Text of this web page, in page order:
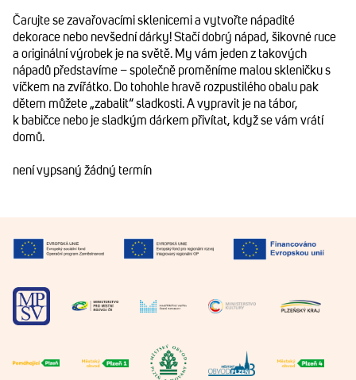
Čarujte se zavařovacími sklenicemi a vytvořte nápadité
dekorace nebo nevšední dárky! Stačí dobrý nápad, šikovné ruce
a originální výrobek je na světě. My vám jeden z takových
nápadů představíme – společně proměníme malou skleničku s
víčkem na zvířátko. Do tohohle hravě rozpustilého obalu pak
dětem můžete „zabalit“ sladkosti. A vypravit je na tábor,
k babičce nebo je sladkým dárkem přivítat, když se vám vrátí
domů.
není vypsaný žádný termín